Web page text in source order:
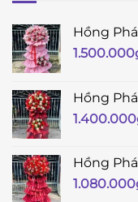
Hồng
1.500.000
Hồng
1.400.000
Hồng
1.080.000